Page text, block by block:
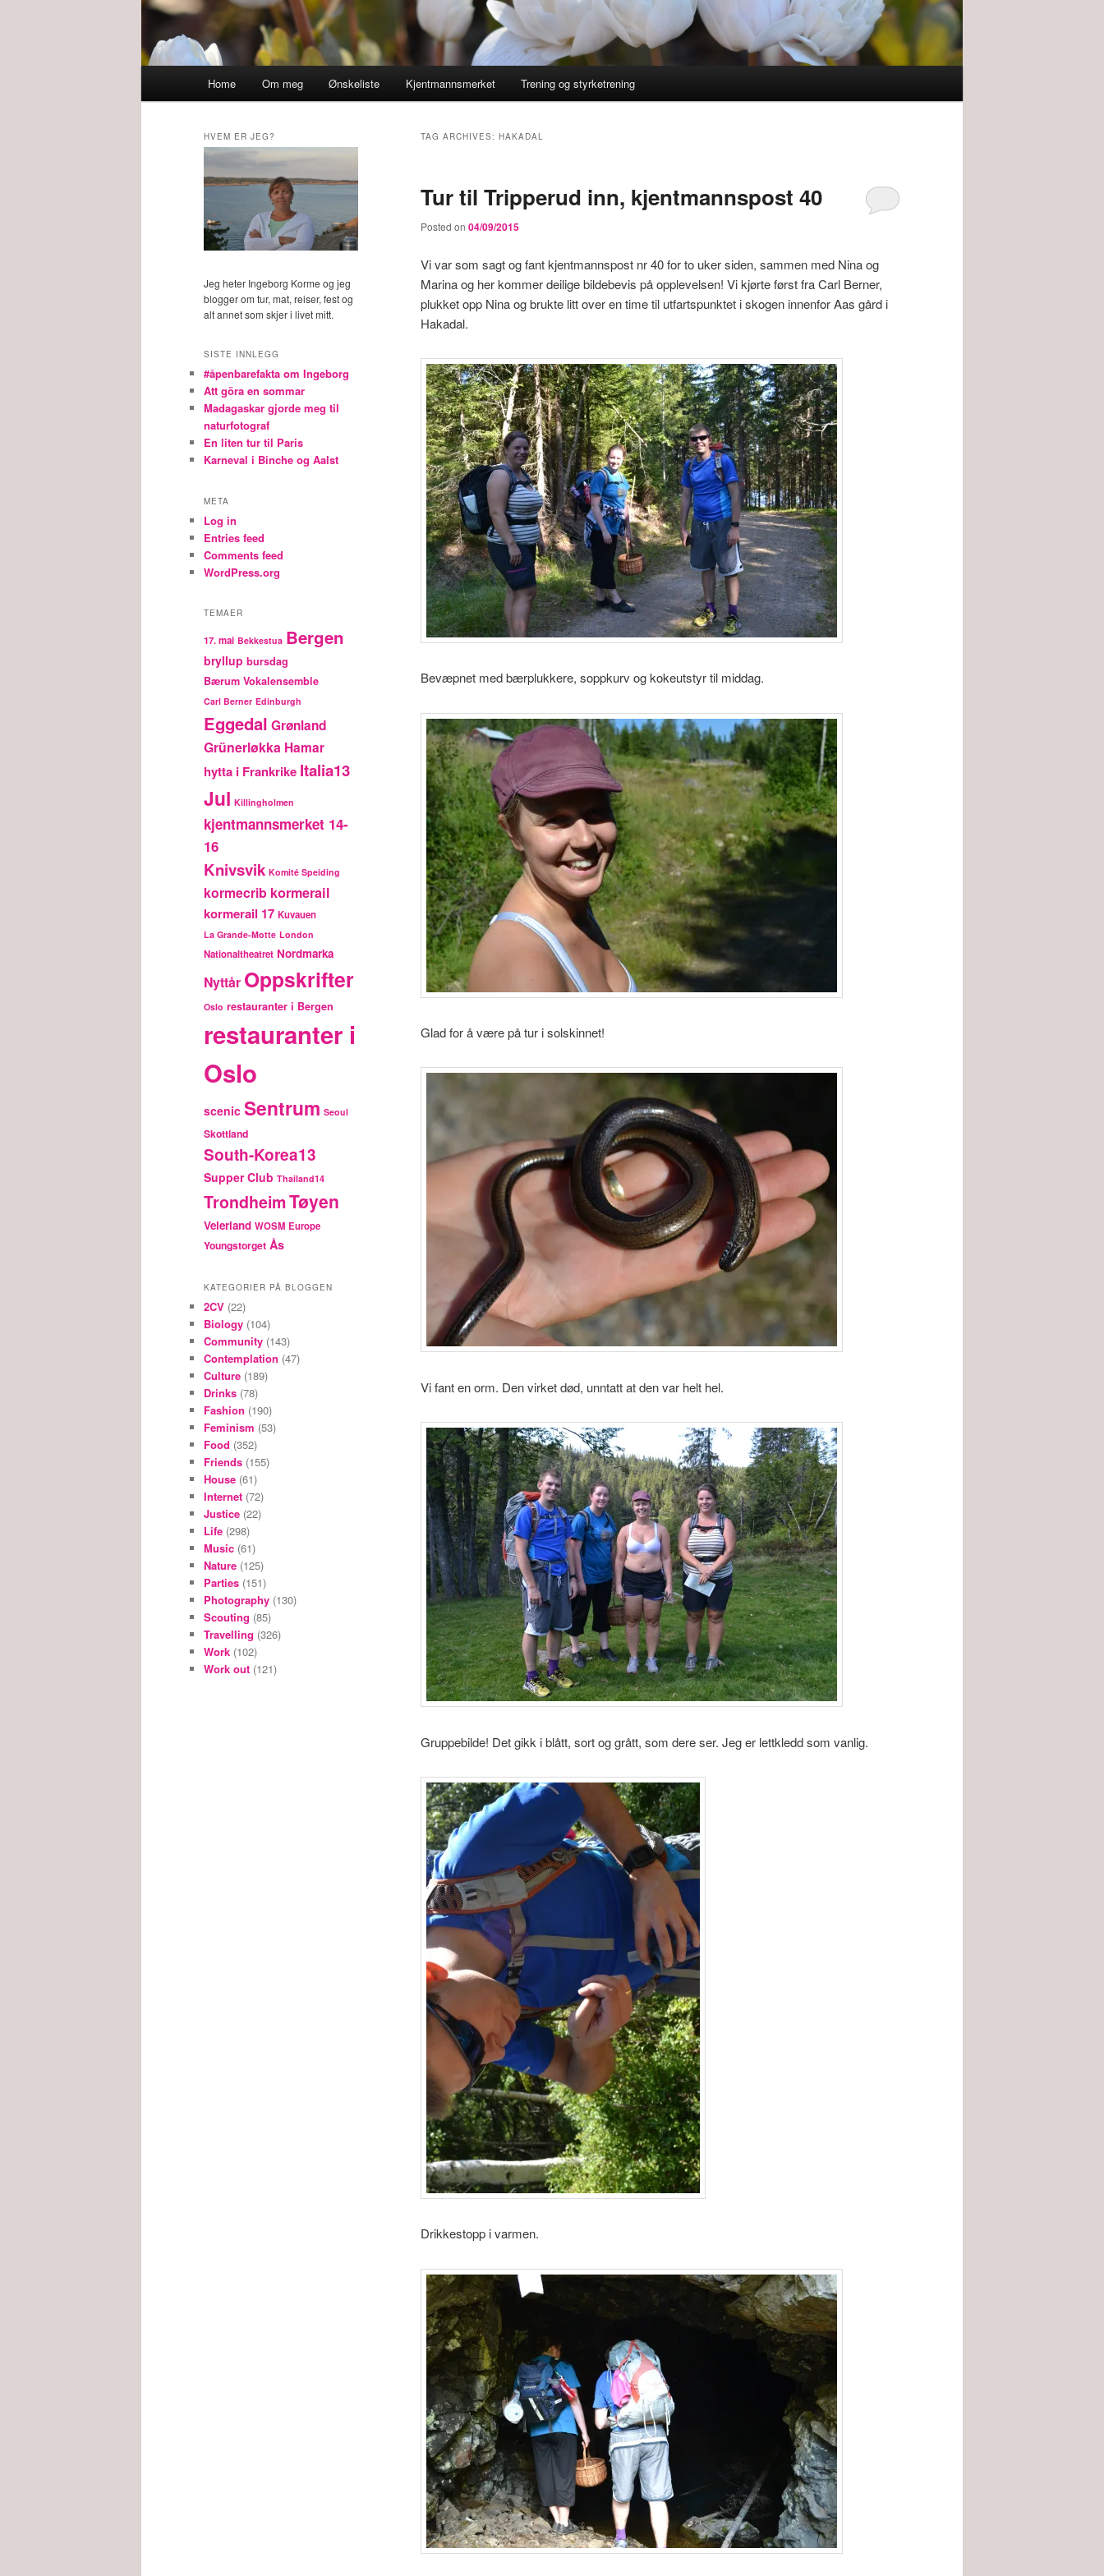
Home Om meg Ønskeliste Kjentmannsmerket Trening og styrketrening
TAG ARCHIVES: HAKADAL
Tur til Tripperud inn, kjentmannspost 40
Posted on 04/09/2015
Vi var som sagt og fant kjentmannspost nr 40 for to uker siden, sammen med Nina og
Marina og her kommer deilige bildebevis på opplevelsen! Vi kjørte først fra Carl Berner,
plukket opp Nina og brukte litt over en time til utfartspunktet i skogen innenfor Aas gård i
Hakadal.
Bevæpnet med bærplukkere, soppkurv og kokeutstyr til middag.
Glad for å være på tur i solskinnet!
Vi fant en orm. Den virket død, unntatt at den var helt hel.
Gruppebilde! Det gikk i blått, sort og grått, som dere ser. Jeg er lettkledd som vanlig.
Drikkestopp i varmen.
HVEM ER JEG?
Jeg heter Ingeborg Korme og jeg
blogger om tur, mat, reiser, fest og
alt annet som skjer i livet mitt.
SISTE INNLEGG
#åpenbarefakta om Ingeborg
Att göra en sommar
Madagaskar gjorde meg til
naturfotograf
En liten tur til Paris
Karneval i Binche og Aalst
META
Log in
Entries feed
Comments feed
WordPress.org
TEMAER
17. mai Bekkestua Bergen
bryllup bursdag
Bærum Vokalensemble
Carl Berner Edinburgh
Eggedal Grønland
Grünerløkka Hamar
hytta i Frankrike Italia13
Jul Killingholmen
kjentmannsmerket 14-
16
Knivsvik Komité Speiding
kormecrib kormerail
kormerail 17 Kuvauen
La Grande-Motte London
Nationaltheatret Nordmarka
Nyttår Oppskrifter
Oslo restauranter i Bergen
restauranter i
Oslo
scenic Sentrum Seoul
Skottland
South-Korea13
Supper Club Thailand14
TrondheimTøyen
Veierland WOSM Europe
Youngstorget Ås
KATEGORIER PÅ BLOGGEN
2CV (22)
Biology (104)
Community (143)
Contemplation (47)
Culture (189)
Drinks (78)
Fashion (190)
Feminism (53)
Food (352)
Friends (155)
House (61)
Internet (72)
Justice (22)
Life (298)
Music (61)
Nature (125)
Parties (151)
Photography (130)
Scouting (85)
Travelling (326)
Work (102)
Work out (121)